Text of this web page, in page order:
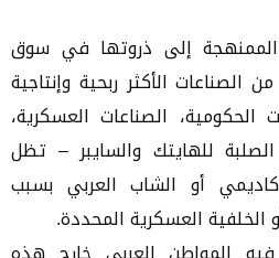
الممنهجة إلى ذروتها في سوق
الأكثر ربحية وإنتاجية
الصناعات العسكرية،
الصلبة للهايتك والسايبر – تظل
أو الشاب العربي بسبب
الخلفية العسكرية المحددة.